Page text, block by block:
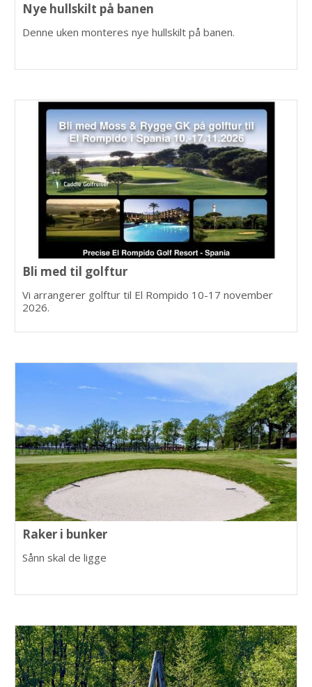
Nye hullskilt på banen
Denne uken monteres nye hullskilt på banen.
Bli med til golftur
Vi arrangerer golftur til El Rompido 10-17 november
2026.
Raker i bunker
Sånn skal de ligge